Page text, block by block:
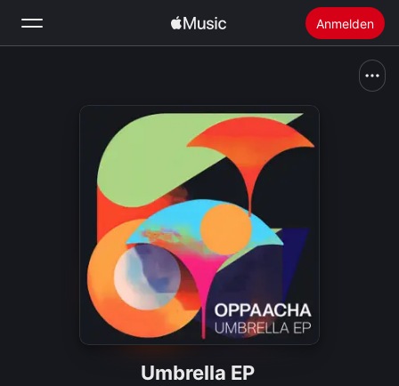
Anmelden
Apple Music installieren
Umbrella EP